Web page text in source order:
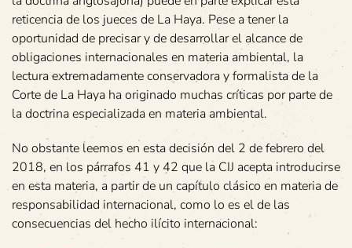
reticencia de los jueces de La Haya. Pese a tener la
oportunidad de precisar y de desarrollar el alcance de
obligaciones internacionales en materia ambiental, la
lectura extremadamente conservadora y formalista de la
Corte de La Haya ha originado muchas críticas por parte de
la doctrina especializada en materia ambiental.
No obstante leemos en esta decisión del 2 de febrero del
2018, en los párrafos 41 y 42 que la CIJ acepta introducirse
en esta materia, a partir de un capítulo clásico en materia de
responsabilidad internacional, como lo es el de las
consecuencias del hecho ilícito internacional: